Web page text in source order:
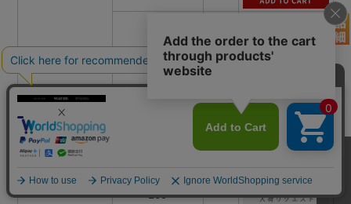
W68
L80 ○
×
L68 ×